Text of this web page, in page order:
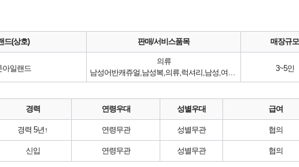
드(상호) 판매/서비스품목 매장규모
아일랜드
의류
남성어반캐쥬얼,남성복,의류,럭셔리,남성,여성,백화점,캐쥬얼,판매,판매사원
3~5인
경력 연령우대 성별우대 급여
경력 5년↑ 연령무관 성별무관 협의
신입 연령무관 성별무관 협의